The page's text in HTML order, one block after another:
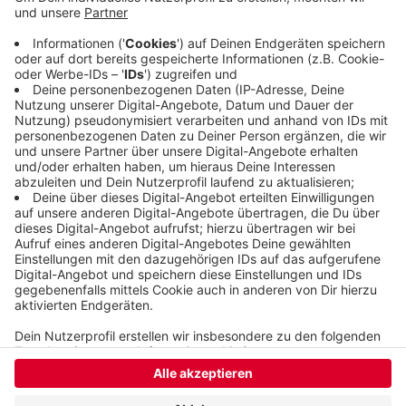
Das wilde Mountainbiken gefährde außerdem die
Gesundheit anderer. Aber offenbar gebe es
inzwischen einen Dialog zwischen Bikern und
Spaziergängern, das sei gut.
Veröffentlicht:Mittwoch, 05.08.2020 11:51
Anzeige
Anzeige